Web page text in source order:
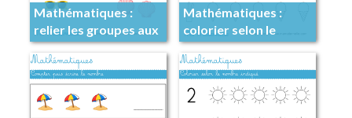
Mathématiques :
relier les groupes aux
nombres
Mathématiques :
colorier selon le
nombre indiqué